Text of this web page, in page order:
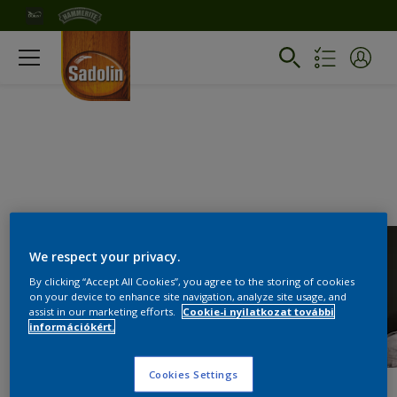
We respect your privacy.
By clicking “Accept All Cookies”, you agree to the storing of cookies
on your device to enhance site navigation, analyze site usage, and
assist in our marketing efforts.
Cookie-i nyilatkozat további
információkért.
Cookies Settings